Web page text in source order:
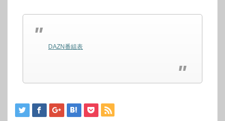
DAZN番組表